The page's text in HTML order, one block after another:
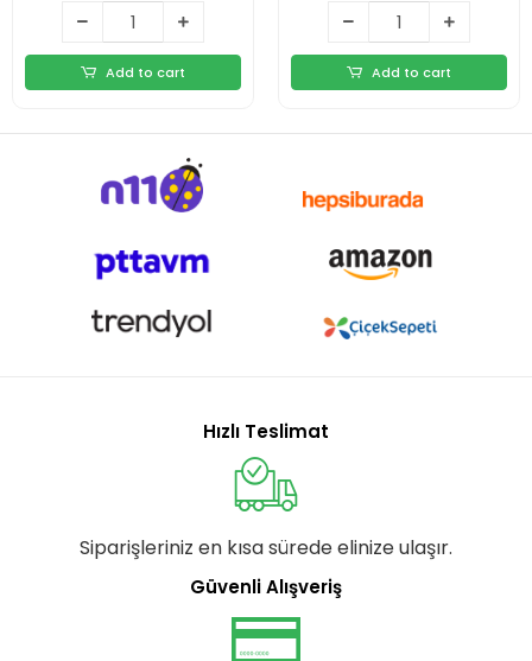
Add to cart Add to cart
Hızlı Teslimat
Siparişleriniz en kısa sürede elinize ulaşır.
Güvenli Alışveriş